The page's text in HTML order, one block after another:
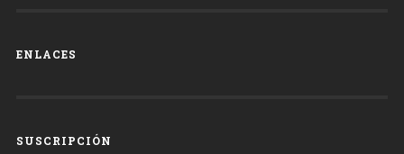
ENLACES
SUSCRIPCIÓN